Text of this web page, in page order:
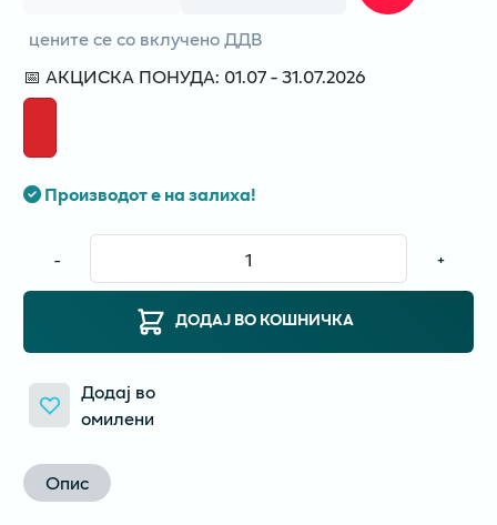
цените се со вклучено ДДВ
📅 АКЦИСКА ПОНУДА: 01.07 - 31.07.2026
Производот е на залиха!
- +
ДОДАЈ ВО КОШНИЧКА
Додај во
омилени
Опис